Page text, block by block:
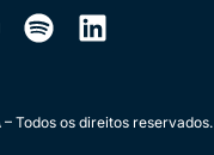
– Todos os direitos reservados.